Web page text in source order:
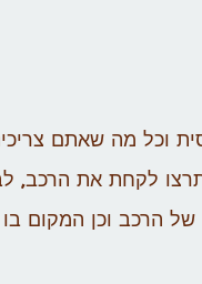
וכל מה שאתם
לקחת את הרכב,
הרכב וכן המקום בו